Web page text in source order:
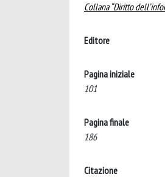
Collana “Diritto
Editore
Pagina iniziale
101
Pagina finale
186
Citazione